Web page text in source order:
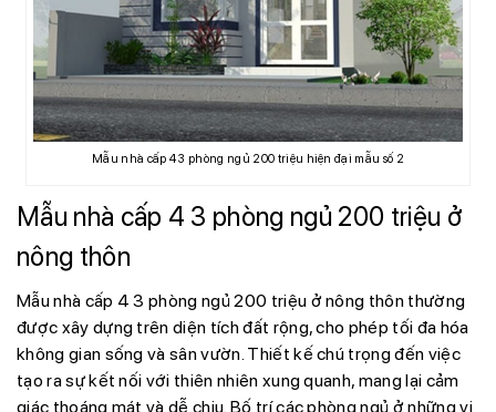
Mẫu nhà cấp 4 3 phòng ngủ 200 triệu hiện đại mẫu số 2
Mẫu nhà cấp 4 3 phòng ngủ 200 triệu ở
nông thôn
Mẫu nhà cấp 4 3 phòng ngủ 200 triệu ở nông thôn thường
được xây dựng trên diện tích đất rộng, cho phép tối đa hóa
không gian sống và sân vườn. Thiết kế chú trọng đến việc
tạo ra sự kết nối với thiên nhiên xung quanh, mang lại cảm
giác thoáng mát và dễ chịu. Bố trí các phòng ngủ ở những vị